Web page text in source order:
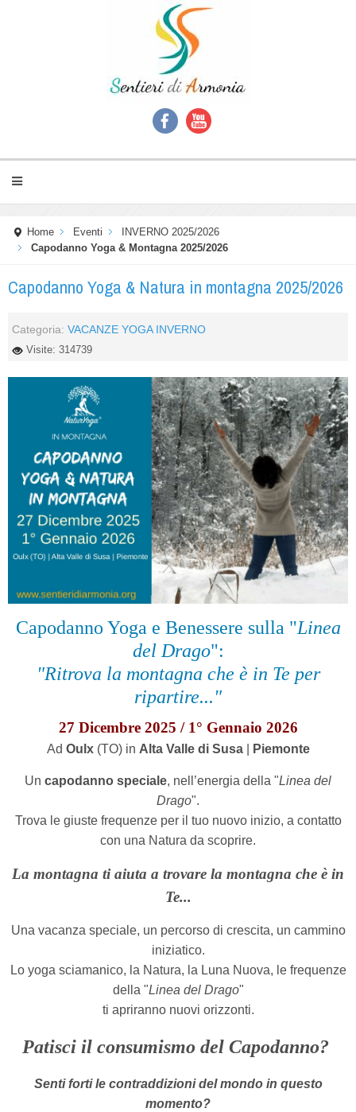
Home Eventi
INVERNO 2025/2026
Capodanno Yoga & Montagna 2025/2026
Capodanno Yoga & Natura in montagna 2025/2026
Categoria: VACANZE YOGA INVERNO
Visite: 314739
Capodanno Yoga e Benessere sulla "Linea
del Drago":
"Ritrova la montagna che è in Te per
ripartire..."
27 Dicembre 2025 / 1° Gennaio 2026
Ad Oulx(TO) in Alta Valle di Susa| Piemonte
Un capodanno speciale, nell’energia della "Linea del
Drago".
Trova le giuste frequenze per il tuo nuovo inizio, a contatto
con una Natura da scoprire.
La montagna ti aiuta a trovare la montagna che è in
Te...
Una vacanza speciale, un percorso di crescita, un cammino
iniziatico.
Lo yoga sciamanico, la Natura, la Luna Nuova, le frequenze
della "Linea del Drago"
ti apriranno nuovi orizzonti.
Patisci il consumismo del Capodanno?
Senti forti le contraddizioni del mondo in questo
momento?